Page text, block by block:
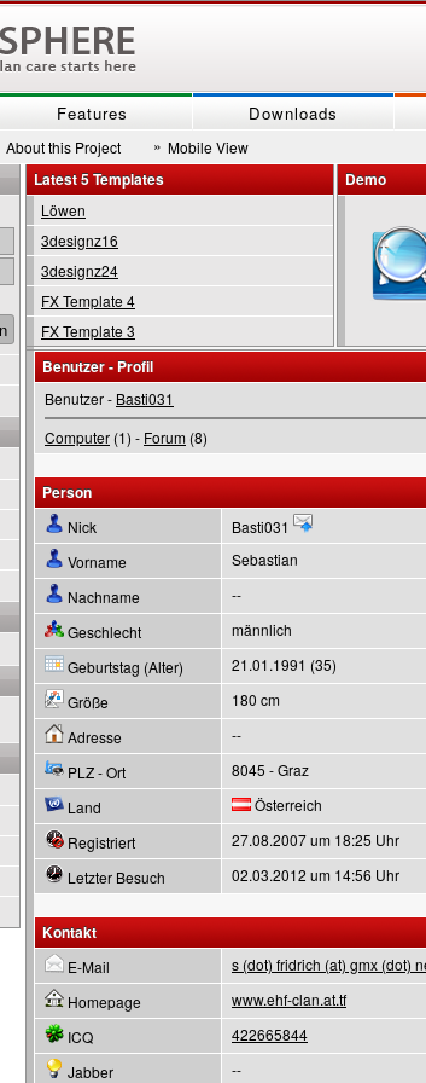
Features Downloads
About this Project » Mobile View
Latest 5 Templates
Löwen
3designz16
3designz24
FX Template 4
FX Template 3
Demo
Benutzer - Profil
Benutzer - Basti031
Computer (1) - Forum (8)
Person
Nick
Basti031
Vorname
Sebastian
Nachname
--
Geschlecht
männlich
Geburtstag (Alter)
21.01.1991 (35)
Größe
180 cm
Adresse
--
PLZ - Ort
8045 - Graz
Land
Österreich
Registriert
27.08.2007 um 18:25 Uhr
Letzter Besuch
02.03.2012 um 14:56 Uhr
Kontakt
E-Mail
s (dot) fridrich (at) gmx (dot)
Homepage
www.ehf-clan.at.tf
ICQ
422665844
Jabber
--